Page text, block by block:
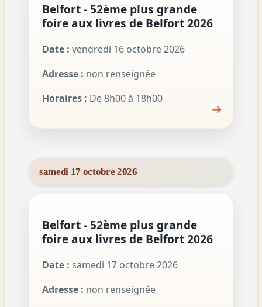
Belfort - 52ème plus grande
foire aux livres de Belfort 2026
Date : vendredi 16 octobre 2026
Adresse : non renseignée
Horaires : De 8h00 à 18h00
➔
samedi 17 octobre 2026
Belfort - 52ème plus grande
foire aux livres de Belfort 2026
Date : samedi 17 octobre 2026
Adresse : non renseignée